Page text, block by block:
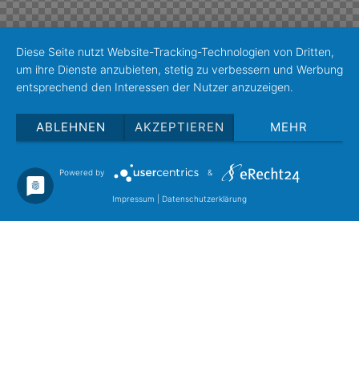
Diese Seite nutzt Website-Tracking-Technologien von Dritten,
um ihre Dienste anzubieten, stetig zu verbessern und Werbung
entsprechend den Interessen der Nutzer anzuzeigen.
ABLEHNEN AKZEPTIEREN MEHR
Powered by &
Impressum Datenschutzerklärung